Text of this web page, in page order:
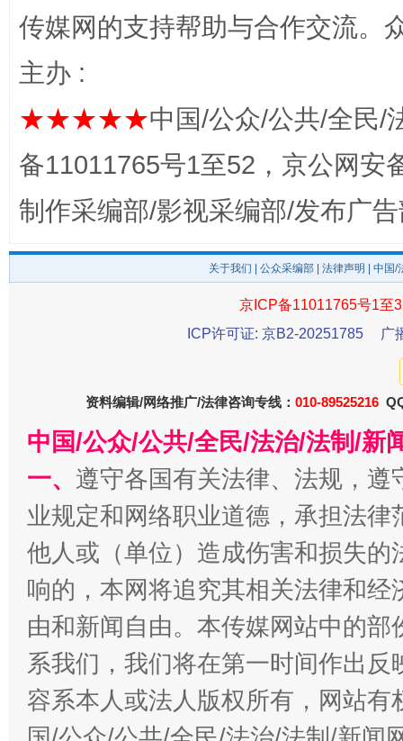
千年窑火 生生不息 一
传媒网的支持帮助与合作交流。
主办 :
★★★★★中国/公众/公共/全民/
备11011765号1至52，京公网安
制作采编部/影视采编部/发布广
关于我们 公众采编部 法律声明 | 中国
京ICP备11011765号1至
ICP许可证: 京B2-20251785
广
资料编辑/网络推广/法律咨询专线： 010-89525216
中国/公众/公共/全民/法治/法制/新
一、 遵守各国有关法律、法规，
业规定和网络职业道德，承担法
他人或（单位）造成伤害和损失
响的，本网将追究其相关法律和
由和新闻自由。本传媒网站中的
系我们，我们将在第一时间作出
容系本人或法人版权所有，网站